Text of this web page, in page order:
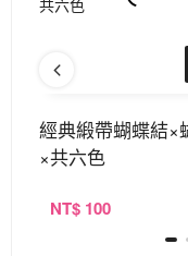
經典緞帶蝴蝶結×
×共六色
NT$ 100